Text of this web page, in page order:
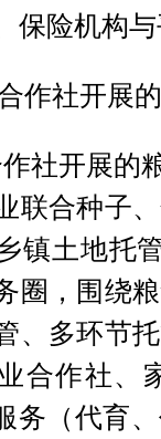
保险机构
作社开展
社开展的
联合种子
镇土地托
圈，围绕
、多环节
合作社、
务（代育